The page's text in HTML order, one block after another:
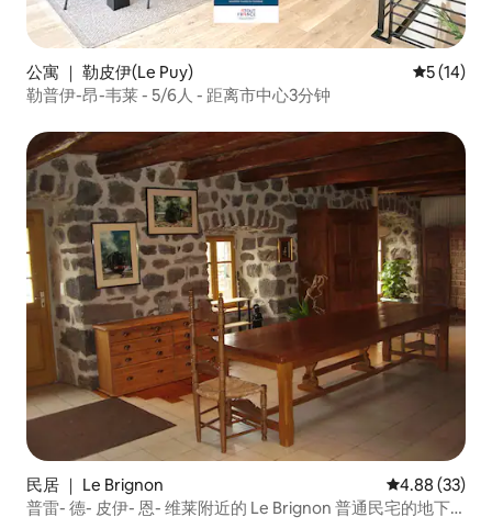
公寓 ｜ 勒皮伊(Le Puy) 平均评分
5 (14)
勒普伊-昂-韦莱 - 5/6人 - 距离市中心3分钟
民居 ｜ Le Brignon 平均评分
4.88 (33)
普雷- 德- 皮伊- 恩- 维莱附近的 Le Brignon 普通民宅的地下